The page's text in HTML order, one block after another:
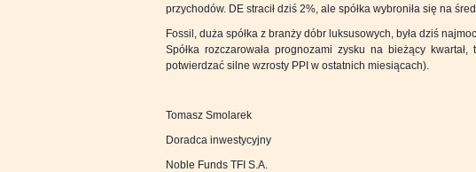
przychodów. DE stracił dziś 2%, ale spółka wybroniła się na
Fossil, duża spółka z branży dóbr luksusowych, była dziś
Spółka rozczarowała prognozami zysku na bieżący
potwierdzać silne wzrosty PPI w ostatnich miesiącach).
Tomasz Smolarek
Doradca inwestycyjny
Noble Funds TFI S.A.